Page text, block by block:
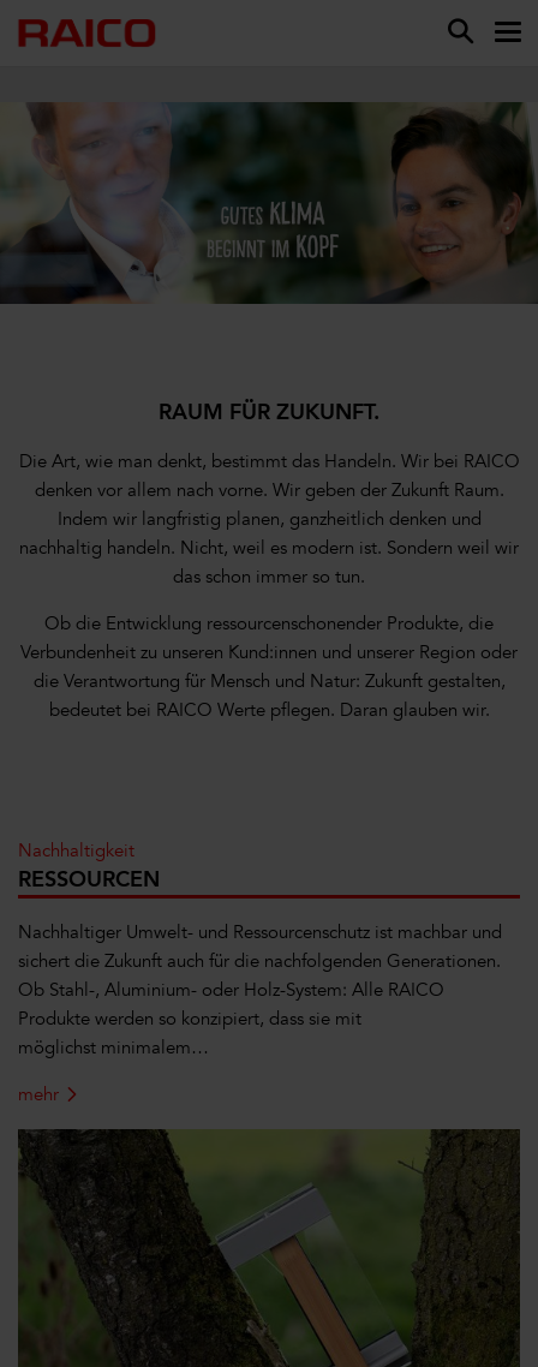
RAUM FÜR ZUKUNFT.
Die Art, wie man denkt, bestimmt das Handeln. Wir bei RAICO
denken vor allem nach vorne. Wir geben der Zukunft Raum.
Indem wir langfristig planen, ganzheitlich denken und
nachhaltig handeln. Nicht, weil es modern ist. Sondern weil wir
das schon immer so tun.
Ob die Entwicklung ressourcenschonender Produkte, die
Verbundenheit zu unseren Kund:innen und unserer Region oder
die Verantwortung für Mensch und Natur: Zukunft gestalten,
bedeutet bei RAICO Werte pflegen. Daran glauben wir.
Nachhaltigkeit
RESSOURCEN
Nachhaltiger Umwelt- und Ressourcenschutz ist machbar und
sichert die Zukunft auch für die nachfolgenden Generationen.
Ob Stahl-, Aluminium- oder Holz-System: Alle RAICO
Produkte werden so konzipiert, dass sie mit
möglichst minimalem…
mehr